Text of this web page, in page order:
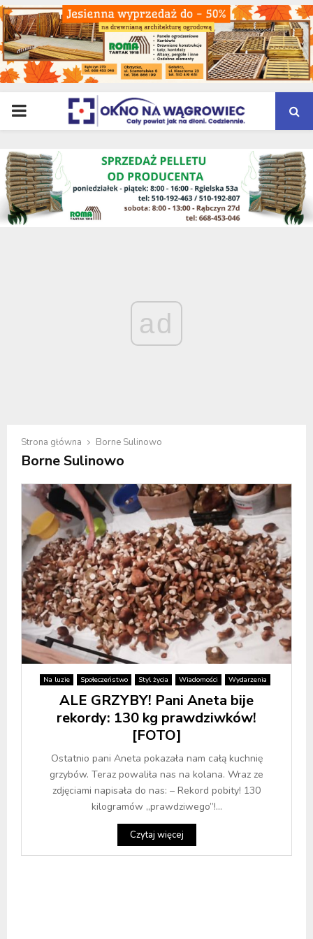
PRIMARY
MENU
ad
Strona główna Borne Sulinowo
Borne Sulinowo
Na luzie Społeczeństwo Styl życia Wiadomości Wydarzenia
ALE GRZYBY! Pani Aneta bije
rekordy: 130 kg prawdziwków!
[FOTO]
Ostatnio pani Aneta pokazała nam całą kuchnię
grzybów. Teraz powaliła nas na kolana. Wraz ze
zdjęciami napisała do nas: – Rekord pobity! 130
kilogramów „prawdziwego”!...
Czytaj więcej